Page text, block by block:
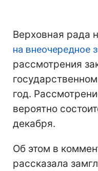
Верховная рада
на внеочередное
рассмотрения
год.
вероятно
декабря.
Об этом в
рассказала